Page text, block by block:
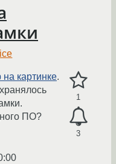
1
3
картинке.
ПО?